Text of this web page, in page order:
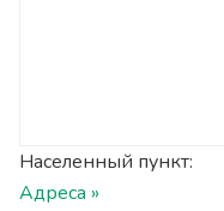
Населенный пункт:
Адреса »